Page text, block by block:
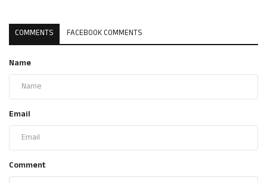
COMMENTS FACEBOOK COMMENTS
Name
Email
Comment